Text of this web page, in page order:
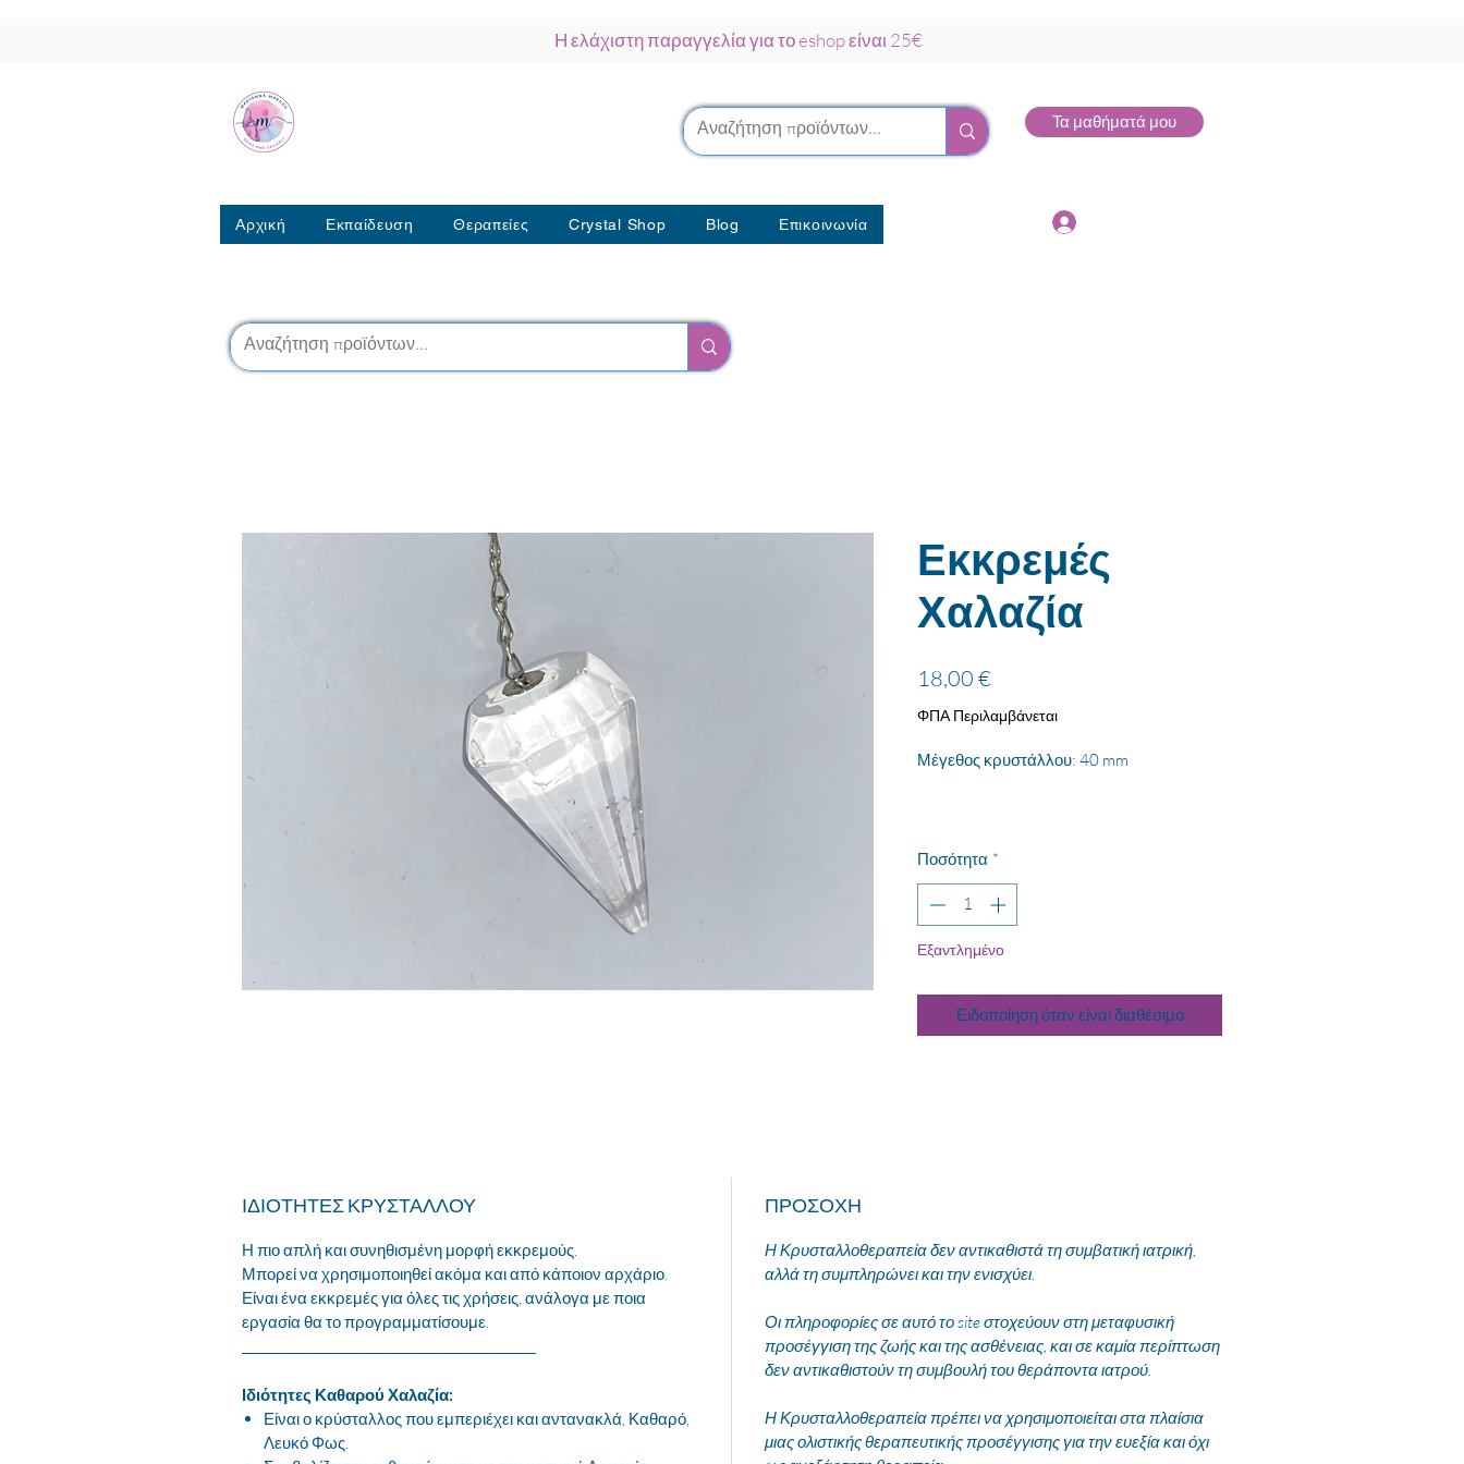
Η ελάχιστη παραγγελία για το eshop είναι 25€
Τα μαθήματά μου
Αρχική Εκπαίδευση Θεραπείες Crystal Shop Blog Επικοινωνία
Εκκρεμές
Χαλαζία
18,00 €
ΦΠΑ Περιλαμβάνεται
Μέγεθος κρυστάλλου: 40 mm
Ποσότητα *
Εξαντλημένο
Ειδοποίηση όταν είναι διαθέσιμο
ΙΔΙΟΤΗΤΕΣ ΚΡΥΣΤΑΛΛΟΥ
Η πιο απλή και συνηθισμένη μορφή εκκρεμούς.
Μπορεί να χρησιμοποιηθεί ακόμα και από κάποιον αρχάριο.
Είναι ένα εκκρεμές για όλες τις χρήσεις, ανάλογα με ποια
εργασία θα το προγραμματίσουμε.
Ιδιότητες Καθαρού Χαλαζία:
Είναι ο κρύσταλλος που εμπεριέχει και αντανακλά, Καθαρό,
Λευκό Φως.
ΠΡΟΣΟΧΗ
Η Κρυσταλλοθεραπεία δεν αντικαθιστά τη συμβατική ιατρική,
αλλά τη συμπληρώνει και την ενισχύει.
Οι πληροφορίες σε αυτό το site στοχεύουν στη μεταφυσική
προσέγγιση της ζωής και της ασθένειας, και σε καμία περίπτωση
δεν αντικαθιστούν τη συμβουλή του θεράποντα ιατρού.
Η Κρυσταλλοθεραπεία πρέπει να χρησιμοποιείται στα πλαίσια
μιας ολιστικής θεραπευτικής προσέγγισης για την ευεξία και όχι